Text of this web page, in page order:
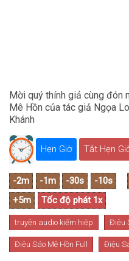
Mời quý thính giả cùng đón
Mê Hồn của tác giả Ngọa
Khánh
Hẹn Giờ Tắt Hẹn
truyện audio kiếm hiệp Điệu
Điệu Sáo Mê Hồn Full Điệu